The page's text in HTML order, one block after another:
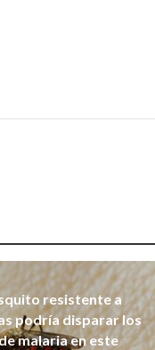
resistente a
podría disparar los
malaria en este